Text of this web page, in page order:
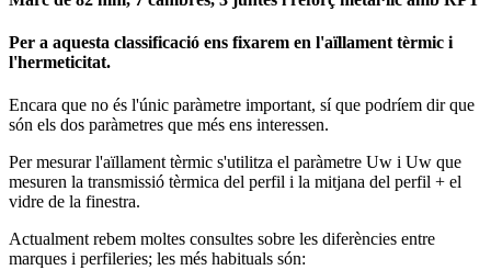
Per a aquesta classificació ens fixarem en l'aïllament tèrmic i
l'hermeticitat.
Encara que no és l'únic paràmetre important, sí que podríem dir que
són els dos paràmetres que més ens interessen.
Per mesurar l'aïllament tèrmic s'utilitza el paràmetre Uw i Uw que
mesuren la transmissió tèrmica del perfil i la mitjana del perfil + el
vidre de la finestra.
Actualment rebem moltes consultes sobre les diferències entre
marques i perfileries; les més habituals són: